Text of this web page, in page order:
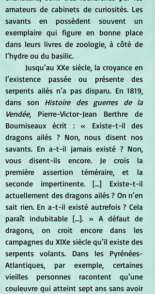
amateurs de cabinets de curiosités. Les
savants en possèdent souvent un
exemplaire qui figure en bonne place
dans leurs livres de zoologie, à côté de
l’hydre ou du basilic.
l’existence passée ou présente des
serpents ailés n’a pas disparu. En 1819,
dans son Histoire des guerres de la
Vendée, Pierre-Victor-Jean Berthre de
Bourniseaux écrit : « Existe-t-il des
dragons ailés ? Non, nous disent nos
savants. En a-t-il jamais existé ? Non,
vous disent-ils encore. Je crois la
première assertion téméraire, et la
seconde impertinente. […] Existe-t-il
actuellement des dragons ailés ? On n’en
sait rien. En a-t-il existé autrefois ? Cela
paraît indubitable […]. » A défaut de
dragons, on croit encore dans les
campagnes du XIXe siècle qu’il existe des
serpents volants. Dans les Pyrénées-
Atlantiques, par exemple, certaines
vieilles personnes racontent qu’une
couleuvre qui atteint sept ans sans avoir